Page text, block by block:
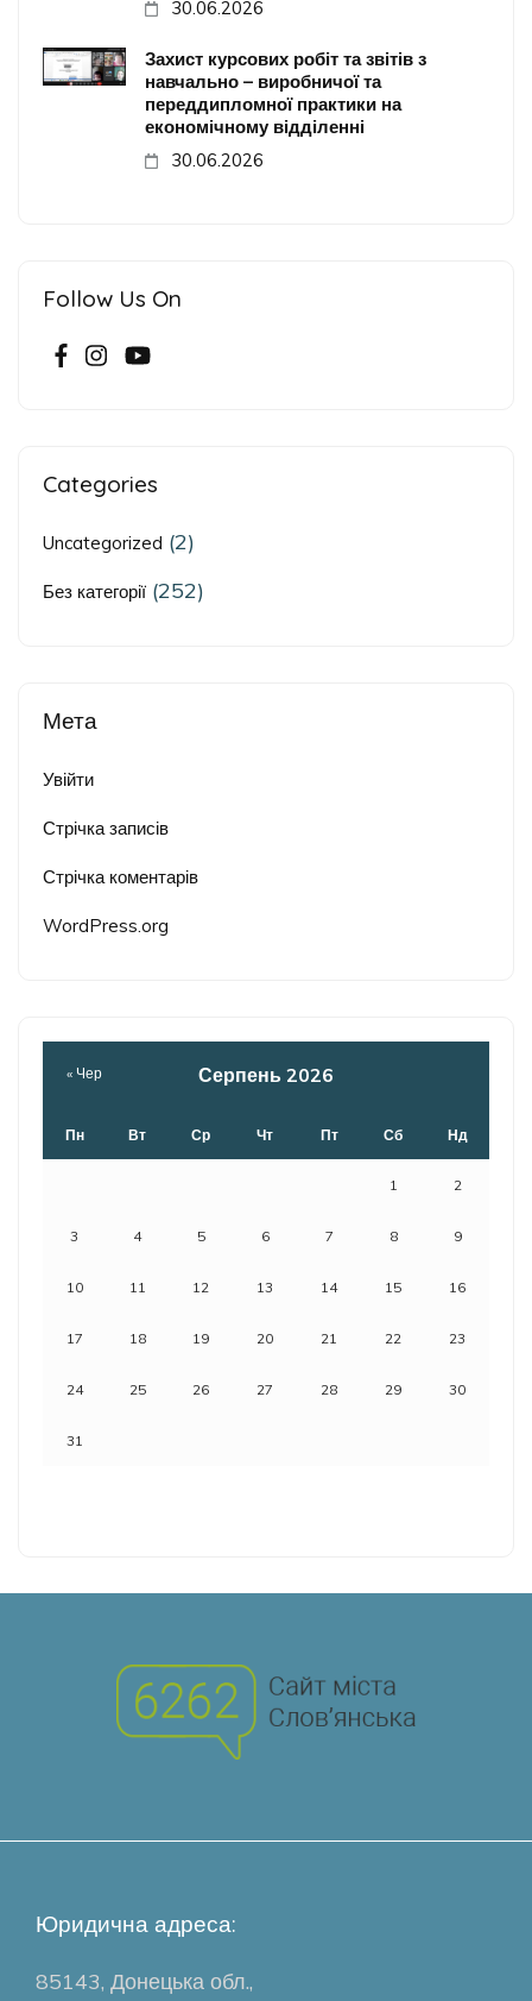
30.06.2026
Захист курсових робіт та звітів з
навчально – виробничої та
переддипломної практики на
економічному відділенні
30.06.2026
Follow Us On
Categories
Uncategorized (2)
Без категорії (252)
Мета
Увійти
Стрічка записів
Стрічка коментарів
WordPress.org
Серпень 2026
Пн Вт Ср Чт Пт Сб Нд
1 2
3 4 5 6 7 8 9
10 11 12 13 14 15 16
17 18 19 20 21 22 23
24 25 26 27 28 29 30
31
« Чер
Юридична адреса:
85143, Донецька обл.,